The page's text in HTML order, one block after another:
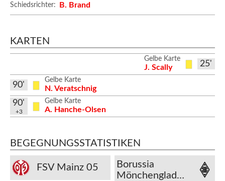
Schiedsrichter: B. Brand
KARTEN
25'
Gelbe Karte
J. Scally
Gelbe Karte
N. Veratschnig
90'
Gelbe Karte
A. Hanche-Olsen
90'
+3
BEGEGNUNGSSTATISTIKEN
FSV Mainz 05
Borussia
Mönchengladbach